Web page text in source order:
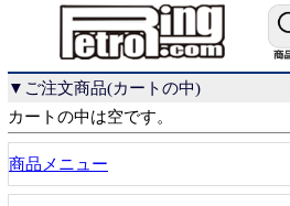
▼ご注文商品(カートの中)
カートの中は空です。
商品メニュー